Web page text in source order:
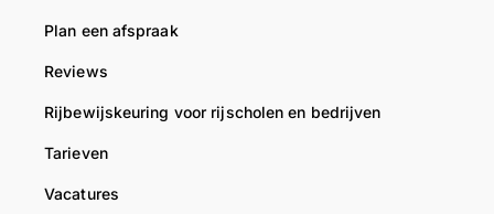
Plan een afspraak
Reviews
Rijbewijskeuring voor rijscholen en bedrijven
Tarieven
Vacatures